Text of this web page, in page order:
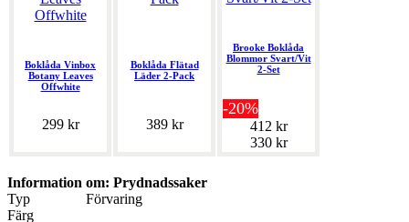
Boklåda Vinbox
Botany Leaves
Offwhite
299 kr
Boklåda Flätad
Läder 2-Pack
389 kr
Brooke Boklåda
Blommor Svart/Vit
2-Set
-20%
412 kr
330 kr
Information om: Prydnadssaker
Typ
Förvaring
Färg